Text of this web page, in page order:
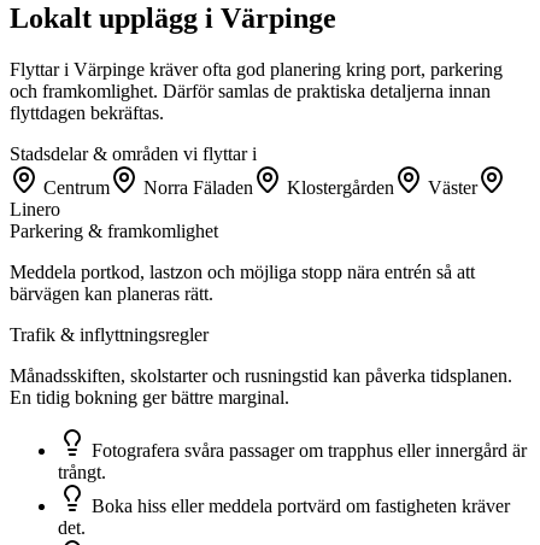
Lokalt upplägg i Värpinge
Flyttar i Värpinge kräver ofta god planering kring port, parkering
och framkomlighet. Därför samlas de praktiska detaljerna innan
flyttdagen bekräftas.
Stadsdelar & områden vi flyttar i
Centrum
Norra Fäladen Klostergården
Väster
Linero
Parkering & framkomlighet
Meddela portkod, lastzon och möjliga stopp nära entrén så att
bärvägen kan planeras rätt.
Trafik & inflyttningsregler
Månadsskiften, skolstarter och rusningstid kan påverka tidsplanen.
En tidig bokning ger bättre marginal.
Fotografera svåra passager om trapphus eller innergård är
trångt.
Boka hiss eller meddela portvärd om fastigheten kräver
det.